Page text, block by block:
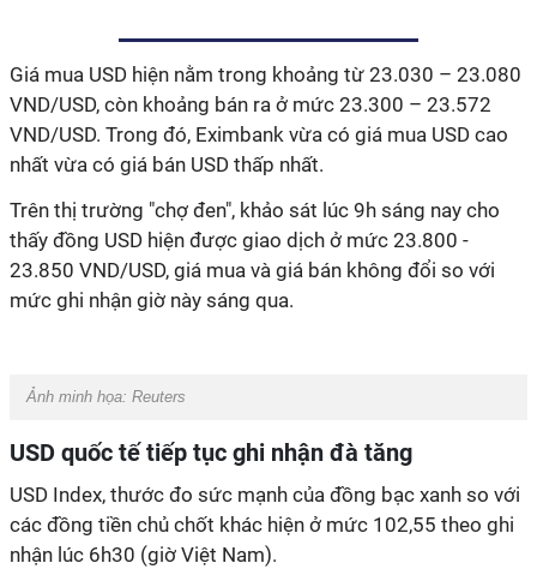
Giá mua USD hiện nằm trong khoảng từ 23.030 – 23.080
VND/USD, còn khoảng bán ra ở mức 23.300 – 23.572
VND/USD. Trong đó, Eximbank vừa có giá mua USD cao
nhất vừa có giá bán USD thấp nhất.
Trên thị trường "chợ đen", khảo sát lúc 9h sáng nay cho
thấy đồng USD hiện được giao dịch ở mức 23.800 -
23.850 VND/USD, giá mua và giá bán không đổi so với
mức ghi nhận giờ này sáng qua.
Ảnh minh họa: Reuters
USD quốc tế tiếp tục ghi nhận đà tăng
USD Index, thước đo sức mạnh của đồng bạc xanh so với
các đồng tiền chủ chốt khác hiện ở mức 102,55 theo ghi
nhận lúc 6h30 (giờ Việt Nam).